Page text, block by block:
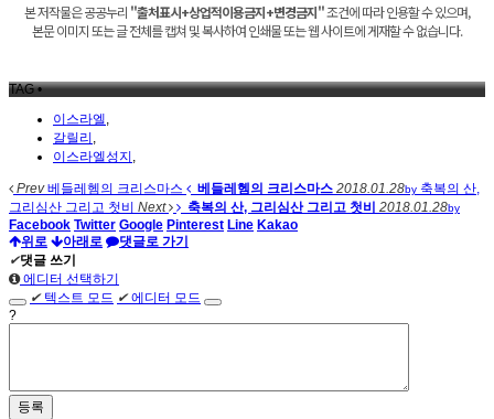
본 저작물은 공공누리 "출처표시+상업적이용금지+변경금지"조건에 따라 인용할 수 있으며,
본문 이미지 또는 글 전체를 캡쳐 및 복사하여 인쇄물 또는 웹 사이트에 게재할 수 없습니다.
TAG •
이스라엘
갈릴리
이스라엘성지
Prev베들레헴의 크리스마스 베들레헴의 크리스마스 2018.01.28by 축복의 산,
그리심산 그리고 첫비 Next 축복의 산, 그리심산 그리고 첫비 2018.01.28by
Facebook Twitter Google Pinterest Line Kakao
위로
아래로
댓글로 가기
✔댓글 쓰기
에디터 선택하기
✔ 텍스트 모드 ✔에디터 모드
?